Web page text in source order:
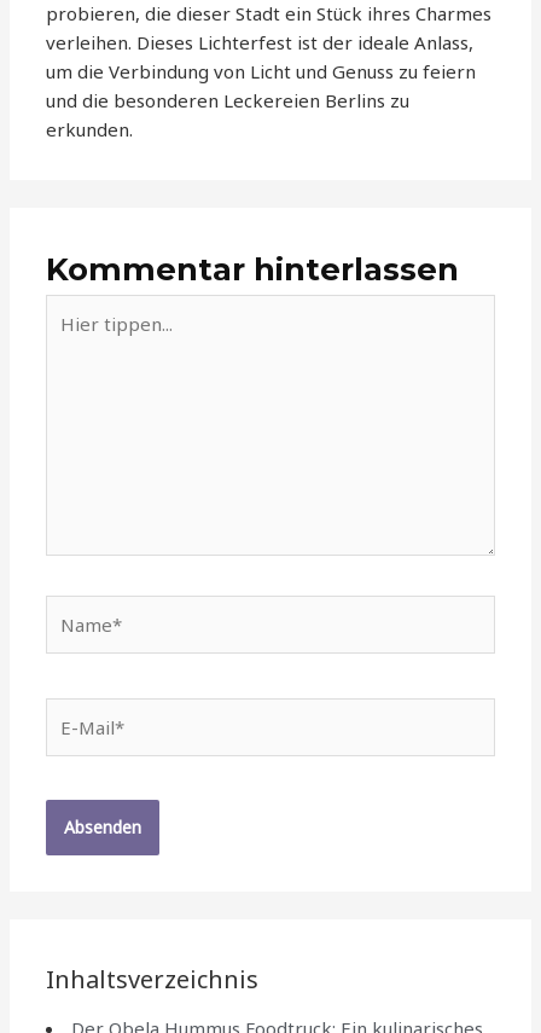
probieren, die dieser Stadt ein Stück ihres Charmes
verleihen. Dieses Lichterfest ist der ideale Anlass,
um die Verbindung von Licht und Genuss zu feiern
und die besonderen Leckereien Berlins zu
erkunden.
Kommentar hinterlassen
tippen...
Mail*
Inhaltsverzeichnis
Der Obela Hummus Foodtruck: Ein kulinarisches